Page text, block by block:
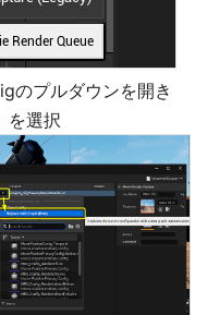
のプルダウンを開き
を選択